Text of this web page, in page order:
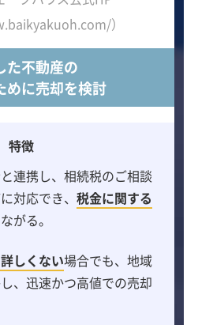
）
た不動産の
めに売却を検討
特徴
連携し、相続税のご相談
対応でき、税金に関する
がる。
しくない場合でも、地域
、迅速かつ高値での売却